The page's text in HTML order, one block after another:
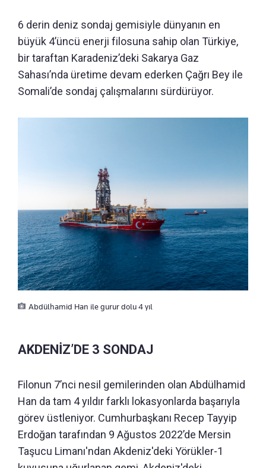
6 derin deniz sondaj gemisiyle dünyanın en
büyük 4’üncü enerji filosuna sahip olan Türkiye,
bir taraftan Karadeniz’deki Sakarya Gaz
Sahası’nda üretime devam ederken Çağrı Bey ile
Somali’de sondaj çalışmalarını sürdürüyor.
Abdülhamid Han ile gurur dolu 4 yıl
AKDENİZ’DE 3 SONDAJ
Filonun 7’nci nesil gemilerinden olan Abdülhamid
Han da tam 4 yıldır farklı lokasyonlarda başarıyla
görev üstleniyor. Cumhurbaşkanı Recep Tayyip
Erdoğan tarafından 9 Ağustos 2022’de Mersin
Taşucu Limanı'ndan Akdeniz'deki Yörükler-1